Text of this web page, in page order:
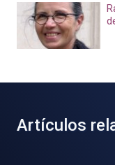
Artículos